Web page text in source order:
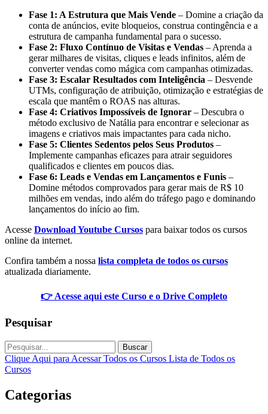
Fase 1: A Estrutura que Mais Vende – Domine a criação da
conta de anúncios, evite bloqueios, construa contingência e a
estrutura de campanha fundamental para o sucesso.
Fase 2: Fluxo Contínuo de Visitas e Vendas – Aprenda a
gerar milhares de visitas, cliques e leads infinitos, além de
converter vendas como mágica com campanhas otimizadas.
Fase 3: Escalar Resultados com Inteligência – Desvende
UTMs, configuração de atribuição, otimização e estratégias de
escala que mantêm o ROAS nas alturas.
Fase 4: Criativos Impossíveis de Ignorar – Descubra o
método exclusivo de Natália para encontrar e selecionar as
imagens e criativos mais impactantes para cada nicho.
Fase 5: Clientes Sedentos pelos Seus Produtos –
Implemente campanhas eficazes para atrair seguidores
qualificados e clientes em poucos dias.
Fase 6: Leads e Vendas em Lançamentos e Funis –
Domine métodos comprovados para gerar mais de R$ 10
milhões em vendas, indo além do tráfego pago e dominando
lançamentos do início ao fim.
Acesse Download Youtube Cursos para baixar todos os cursos
online da internet.
Confira também a nossa lista completa de todos os cursos
atualizada diariamente.
👉 Acesse aqui este Curso e o Drive Completo
Pesquisar
Buscar
Clique Aqui para Acessar Todos os Cursos Lista de Todos os
Cursos
Categorias